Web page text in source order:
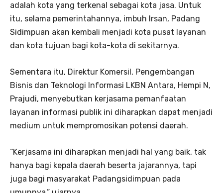
adalah kota yang terkenal sebagai kota jasa. Untuk
itu, selama pemerintahannya, imbuh Irsan, Padang
Sidimpuan akan kembali menjadi kota pusat layanan
dan kota tujuan bagi kota-kota di sekitarnya.
Sementara itu, Direktur Komersil, Pengembangan
Bisnis dan Teknologi Informasi LKBN Antara, Hempi N,
Prajudi, menyebutkan kerjasama pemanfaatan
layanan informasi publik ini diharapkan dapat menjadi
medium untuk mempromosikan potensi daerah.
“Kerjasama ini diharapkan menjadi hal yang baik, tak
hanya bagi kepala daerah beserta jajarannya, tapi
juga bagi masyarakat Padangsidimpuan pada